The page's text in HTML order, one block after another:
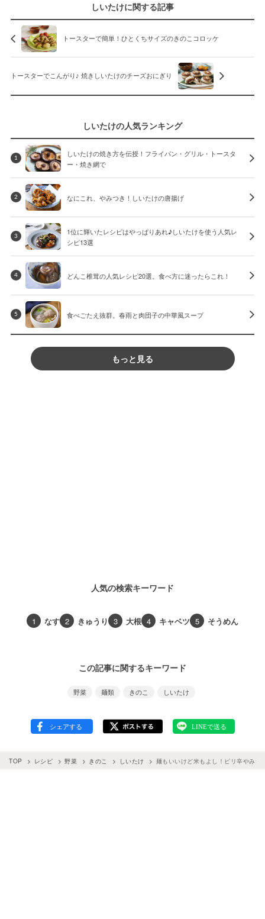
しいたけに関する記事
トースターで簡単！ひとくちサイズのきのこコロッケ
トースターでこんがり♪ 焼きしいたけのチーズおにぎり
しいたけの人気ランキング
1
しいたけの焼き方を伝授！フライパン・グリル・トースタ
ー・焼き網で
2 なにこれ、やみつき！しいたけの唐揚げ
3
1位に輝いたレシピはやっぱりあれ♪しいたけを使う人気レ
シピ13選
4 どんこ椎茸の人気レシピ20選。食べ方に迷ったらこれ！
5 食べごたえ抜群。春雨と肉団子の中華風スープ
もっと見る
人気の検索キーワード
1 なす 2 きゅうり 3 大根 4 キャベツ 5 そうめん
この記事に関するキーワード
野菜 麺類 きのこ しいたけ
TOP レシピ 野菜 きのこ しいたけ 麺もいいけど米もよし！ピリ辛やみつ